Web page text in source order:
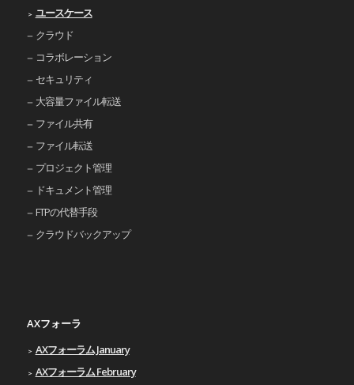
ユースケース
クラウド
コラボレーション
セキュリティ
大容量ファイル転送
ファイル共有
ファイル転送
プロジェクト管理
ドキュメント管理
FTPの代替手段
クラウドバックアップ
AXフォーラ
AXフォーラム January
AXフォーラム February